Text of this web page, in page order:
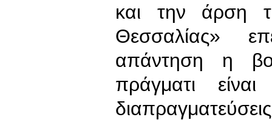
και την άρση
Θεσσαλίας»
απάντηση η
πράγματι